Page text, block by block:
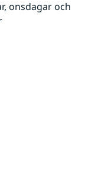
onsdagar och